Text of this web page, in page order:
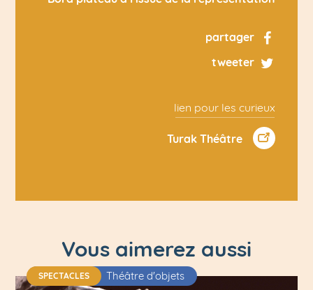
partager
tweeter
lien pour les curieux
Turak Théâtre
Vous aimerez aussi
SPECTACLES Théâtre d'objets